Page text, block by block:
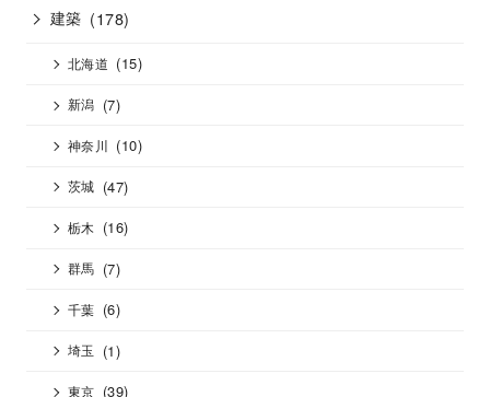
建築 (178)
北海道 (15)
新潟 (7)
神奈川 (10)
茨城 (47)
栃木 (16)
群馬 (7)
千葉 (6)
埼玉 (1)
東京 (39)